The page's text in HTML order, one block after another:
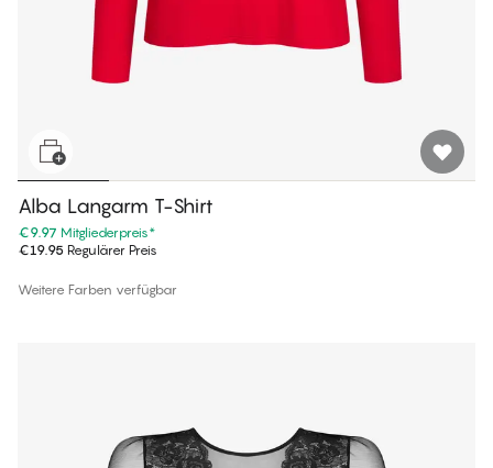
Alba Langarm T-Shirt
€9.97 Mitgliederpreis*
€19.95 Regulärer Preis
Weitere Farben verfügbar